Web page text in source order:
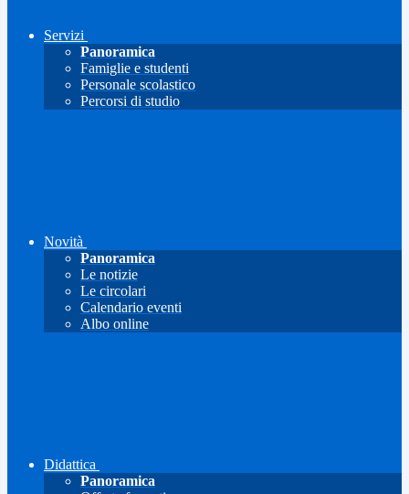
Servizi
Panoramica
Famiglie e studenti
Personale scolastico
Percorsi di studio
Novità
Panoramica
Le notizie
Le circolari
Calendario eventi
Albo online
Didattica
Panoramica